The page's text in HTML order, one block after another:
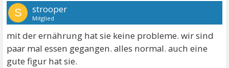
S strooper
Mitglied
mit der ernährung hat sie keine probleme. wir sind
paar mal essen gegangen. alles normal. auch eine
gute figur hat sie.